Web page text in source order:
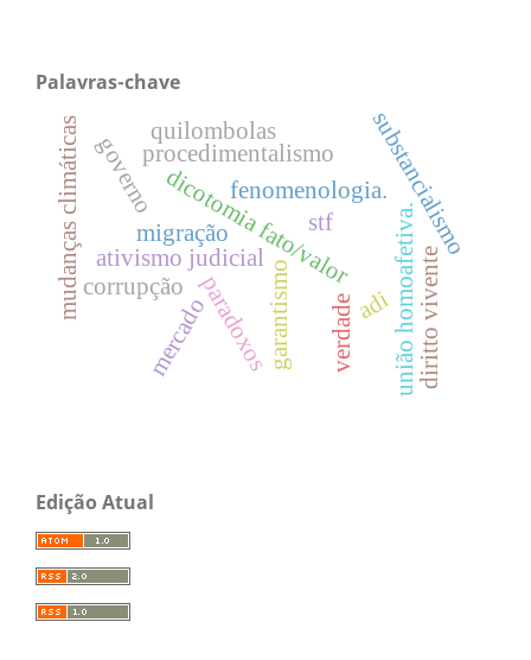
Palavras-chave
verdade
dicotomia fato/valor
fenomenologia.
ativismo judicial substancialismo
procedimentalismo
união homoafetiva.
mudanças climáticas stf
adi
garantismo
quilombolas
diritto vivente
paradoxos
migração
corrupção
mercado
governo
Edição Atual